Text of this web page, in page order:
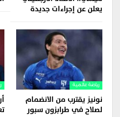
يعلن عن إجراءات جديدة
رياضة عالمية
نونيز يقترب من الانضمام
لصلاح في طرابزون سبور